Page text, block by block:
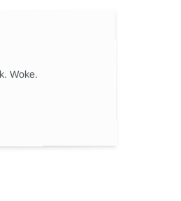
Woke.